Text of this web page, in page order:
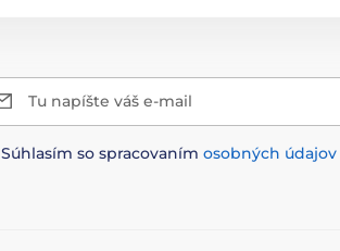
Tu napíšte váš e-mail
Súhlasím so spracovaním osobných údajov